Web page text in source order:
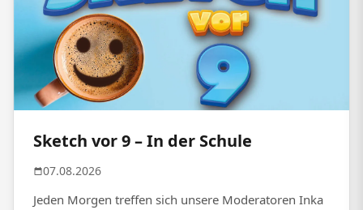
Sketch vor 9 – In der Schule
07.08.2026
Jeden Morgen treffen sich unsere Moderatoren Inka